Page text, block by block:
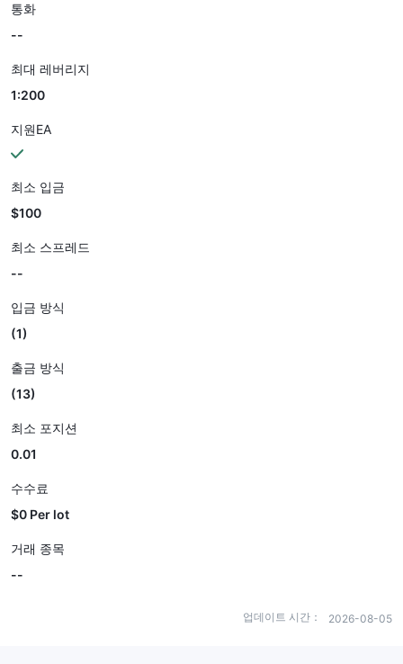
통화
--
최대 레버리지
1:200
지원EA
최소 입금
$100
최소 스프레드
--
입금 방식
(1)
출금 방식
(13)
최소 포지션
0.01
수수료
$0 Per lot
거래 종목
--
업데이트 시간： 2026-08-05